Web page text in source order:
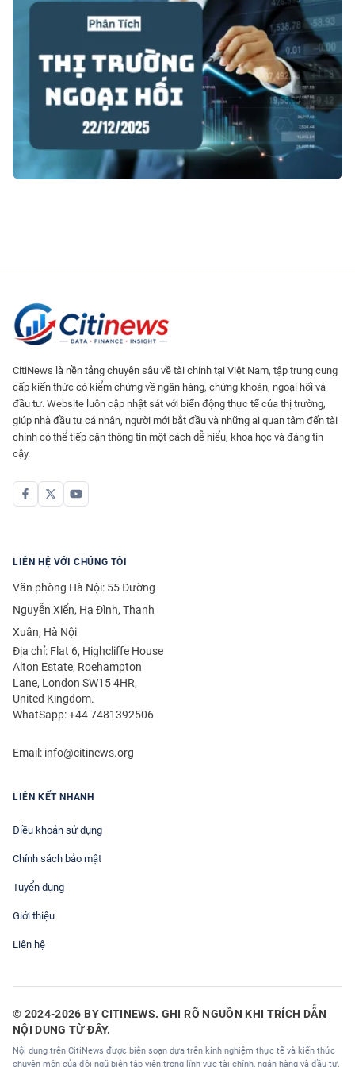
CitiNews là nền tảng chuyên sâu về tài chính tại Việt Nam, tập trung cung
cấp kiến thức có kiểm chứng về ngân hàng, chứng khoán, ngoại hối và
đầu tư. Website luôn cập nhật sát với biến động thực tế của thị trường,
giúp nhà đầu tư cá nhân, người mới bắt đầu và những ai quan tâm đến tài
chính có thể tiếp cận thông tin một cách dễ hiểu, khoa học và đáng tin
cậy.
LIÊN HỆ VỚI CHÚNG TÔI
Văn phòng Hà Nội: 55 Đường
Nguyễn Xiển, Hạ Đình, Thanh
Xuân, Hà Nội
Địa chỉ: Flat 6, Highcliffe House
Alton Estate, Roehampton
Lane, London SW15 4HR,
United Kingdom.
WhatSapp: +44 7481392506
Email: info@citinews.org
LIÊN KẾT NHANH
Điều khoản sử dụng
Chính sách bảo mật
Tuyển dụng
Giới thiệu
Liên hệ
© 2024-2026 BY CITINEWS. GHI RÕ NGUỒN KHI TRÍCH DẪN
NỘI DUNG TỪ ĐÂY.
Nội dung trên CitiNews được biên soạn dựa trên kinh nghiệm thực tế và kiến thức
chuyên môn của đội ngũ biên tập viên trong lĩnh vực tài chính, ngân hàng và đầu tư.